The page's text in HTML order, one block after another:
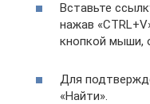
Вставьте
нажав
кнопкой мыши,
Для
«Найти».